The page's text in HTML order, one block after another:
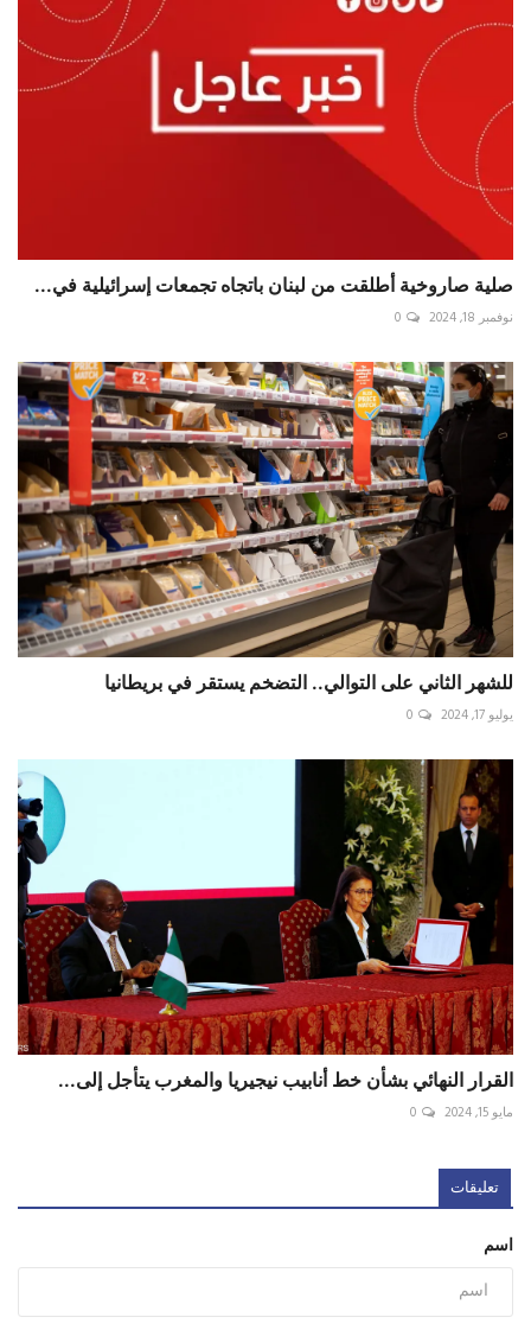
صلية صاروخية أطلقت من ‎لبنان باتجاه تجمعات إسرائيلية في...
نوفمبر 18, 2024 0
للشهر الثاني على التوالي.. التضخم يستقر في بريطانيا
يوليو 17, 2024 0
القرار النهائي بشأن خط أنابيب نيجيريا والمغرب يتأجل إلى...
مايو 15, 2024 0
تعليقات
اسم